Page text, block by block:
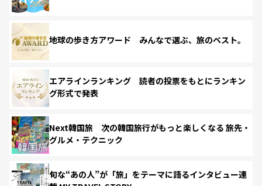
地球の歩き方アワード みんなで選ぶ、旅のベスト。
エアラインランキング 読者の投票をもとにランキン
グ形式で発表
Next韓国旅 次の韓国旅行がもっと楽しくなる 旅先・
グルメ・テクニック
旬な“あの人”が「旅」をテーマに語るインタビュー連